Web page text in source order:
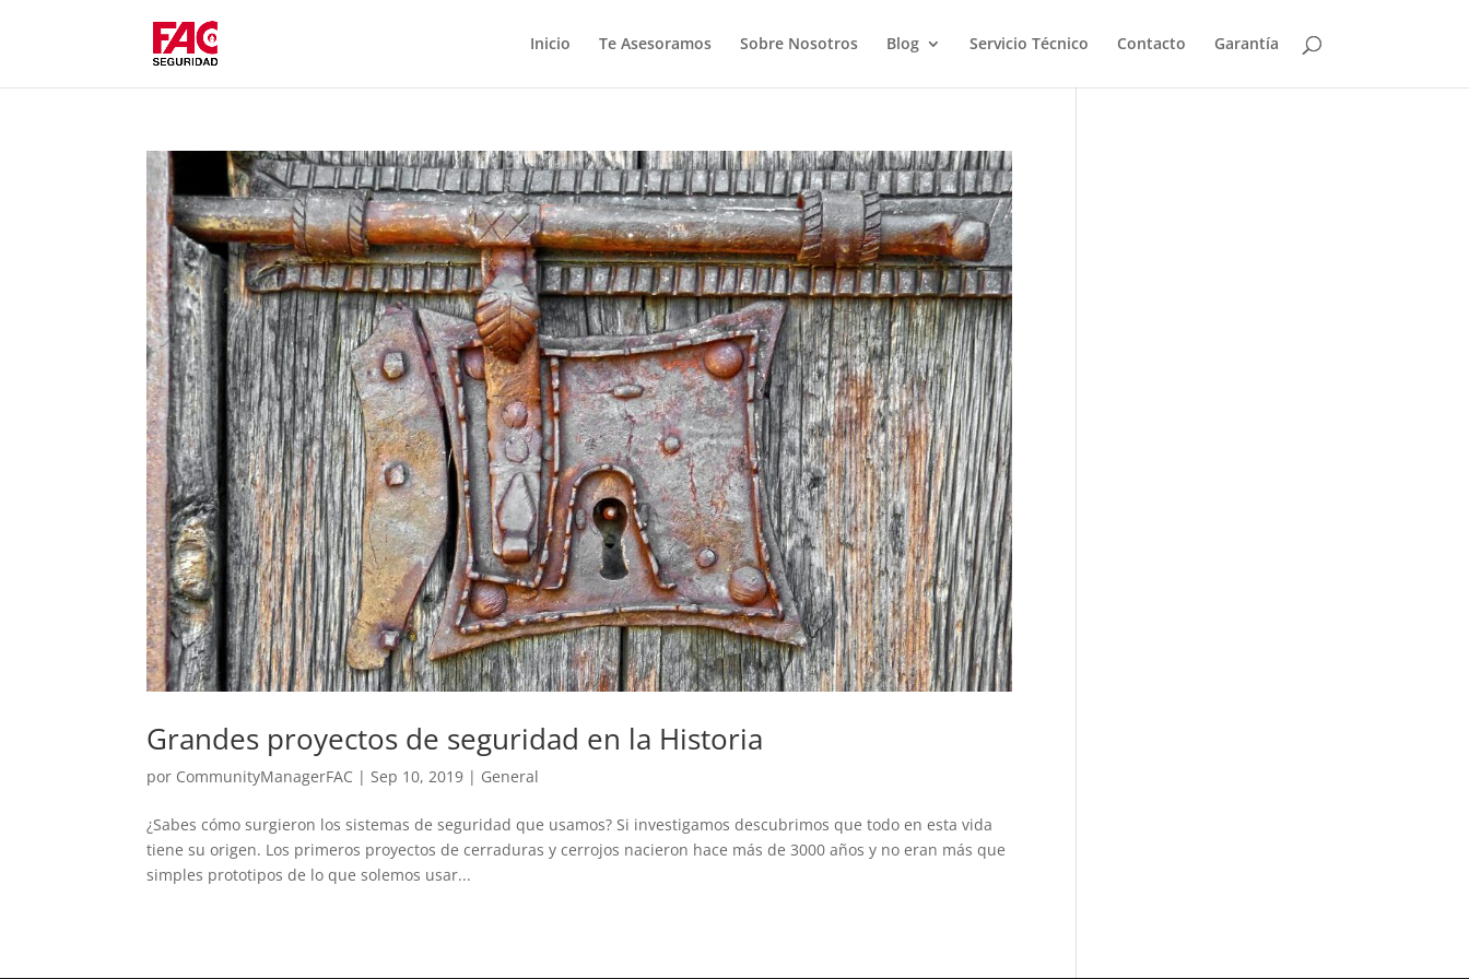
Inicio Te Asesoramos Sobre Nosotros Blog Servicio Técnico Contacto Garantía
Grandes proyectos de seguridad en la Historia
por CommunityManagerFAC | Sep 10, 2019 | General
¿Sabes cómo surgieron los sistemas de seguridad que usamos? Si investigamos descubrimos que todo en esta vida
tiene su origen. Los primeros proyectos de cerraduras y cerrojos nacieron hace más de 3000 años y no eran más que
simples prototipos de lo que solemos usar...